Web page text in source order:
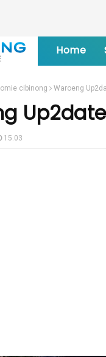
Home
cibinong Waroeng
15.03